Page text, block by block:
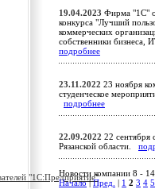
"1С:Предприятие"
19.04.2023 Фирма "1С"
конкурса "Лучший
коммерческих
собственники бизнеса,
подробнее
23.11.2022 23 ноября
студенческое
подробнее
22.09.2022 22 сентября
Рязанской области.
Новости компании 8 -
Начало|Пред. 1 2 3 4 5